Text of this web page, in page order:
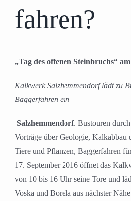
fahren?
„Tag des offenen Steinbruchs“
Kalkwerk Salzhemmendorf lädt zu
Baggerfahren ein
Salzhemmendorf. Bustouren
Vorträge über Geologie, Kalkabbau
Tiere und Pflanzen, Baggerfahren
17. September 2016 öffnet das
von 10 bis 16 Uhr seine Tore und
Voska und Borela aus nächster